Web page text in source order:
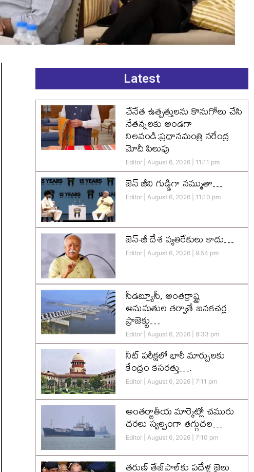
Latest
చేనేత ఉత్పత్తులను కొనుగోలు చేసి
నేతన్నలకు అండగా
నిలవండి:ప్రధానమంత్రి నరేంద్ర
మోదీ పిలుపు
Editor August 6, 2026 11:11 pm
జెన్‌ జీని గుడ్డిగా నమ్ముతా…
Editor August 6, 2026 11:10 pm
జెన్-జీ దేశ వ్యతిరేకులు కాదు…
Editor August 6, 2026 9:54 pm
సీడబ్ల్యూసీ, అంతర్రాష్ట్ర
అనుమతుల తర్వాతే బనకచర్ల
ప్రాజెక్టు…
Editor August 6, 2026 8:33 pm
నీట్ పరీక్షలో భారీ మార్పులకు
కేంద్రం కసరత్తు….
Editor August 6, 2026 7:11 pm
అంతర్జాతీయ మార్కెట్లో చమురు
ధరలు స్వల్పంగా తగ్గుదల…
Editor August 6, 2026 7:10 pm
తరుణ్ తేజ్‌పాల్‌కు పదేళ్ల జైలు